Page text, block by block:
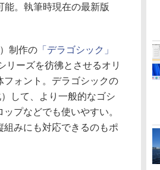
能。執筆時現在の最新版
）制作の 「デラゴシック」
リーズを彷彿とさせるオリ
フォント。デラゴシックの
して、より一般的なゴシ
プなどでも使いやすい。
みにも対応できるのもポ